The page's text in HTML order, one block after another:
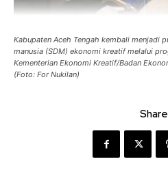
Kabupaten Aceh Tengah kembali menjadi
manusia (SDM) ekonomi kreatif melalui
Kementerian Ekonomi Kreatif/Badan
(Foto: For Nukilan)
Share